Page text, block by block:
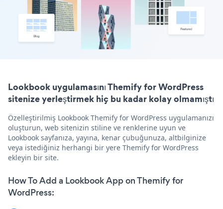
Lookbook uygulamasını Themify for WordPress
sitenize yerleştirmek hiç bu kadar kolay olmamıştı
Özelleştirilmiş Lookbook Themify for WordPress uygulamanızı
oluşturun, web sitenizin stiline ve renklerine uyun ve
Lookbook sayfanıza, yayına, kenar çubuğunuza, altbilginize
veya istediğiniz herhangi bir yere Themify for WordPress
ekleyin bir site.
How To Add a Lookbook App on Themify for
WordPress: